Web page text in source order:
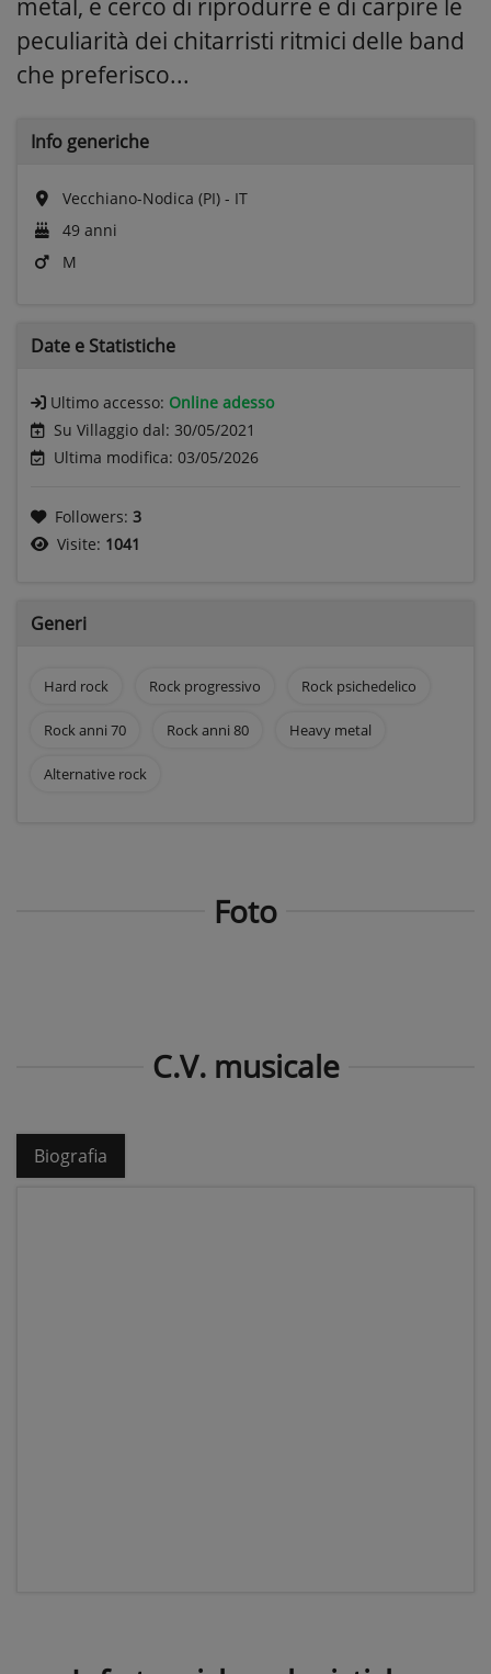
metal, e cerco di riprodurre e di carpire le
peculiarità dei chitarristi ritmici delle band
che preferisco...
Info generiche
Vecchiano-Nodica (PI) - IT
49 anni
M
Date e Statistiche
Ultimo accesso: Online adesso
Su Villaggio dal: 30/05/2021
Ultima modifica: 03/05/2026
Followers: 3
Visite: 1041
Generi
Hard rock Rock progressivo Rock psichedelico
Rock anni 70 Rock anni 80 Heavy metal
Alternative rock
Foto
C.V. musicale
Biografia